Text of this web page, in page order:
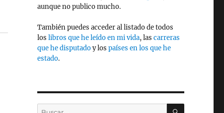
aunque no publico mucho.
También puedes acceder al listado de todos
los libros que he leído en mi vida, las carreras
que he disputadoy los países en los que he
estado.
Buscar
BUSCAR